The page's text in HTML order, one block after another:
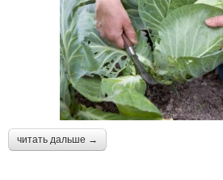
читать дальше →